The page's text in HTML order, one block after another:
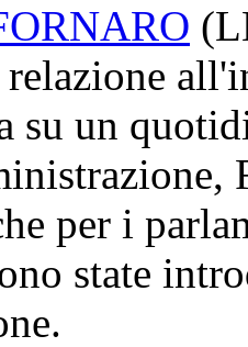
(
su un
per i
state